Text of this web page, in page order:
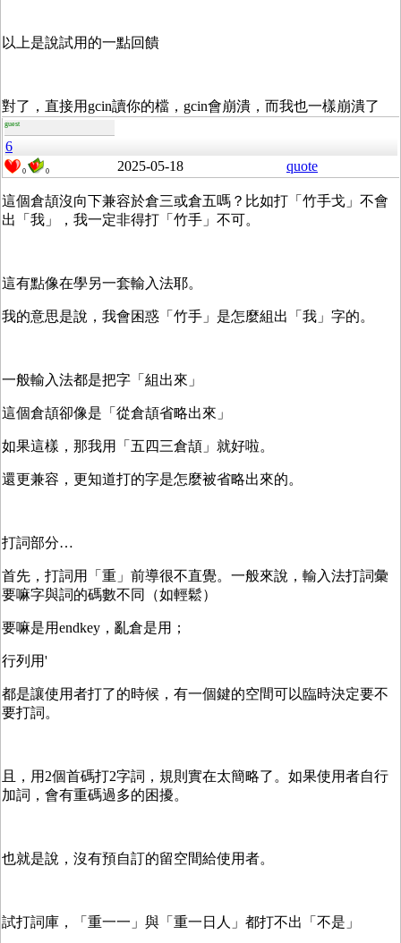
以上是說試用的一點回饋
對了，直接用gcin讀你的檔，gcin會崩潰，而我也一樣崩潰了
guest
6
0 0 2025-05-18 quote
這個倉頡沒向下兼容於倉三或倉五嗎？比如打「竹手戈」不會
出「我」，我一定非得打「竹手」不可。
這有點像在學另一套輸入法耶。
我的意思是說，我會困惑「竹手」是怎麼組出「我」字的。
一般輸入法都是把字「組出來」
這個倉頡卻像是「從倉頡省略出來」
如果這樣，那我用「五四三倉頡」就好啦。
還更兼容，更知道打的字是怎麼被省略出來的。
打詞部分…
首先，打詞用「重」前導很不直覺。一般來說，輸入法打詞彙
要嘛字與詞的碼數不同（如輕鬆）
要嘛是用endkey，亂倉是用；
行列用'
都是讓使用者打了的時候，有一個鍵的空間可以臨時決定要不
要打詞。
且，用2個首碼打2字詞，規則實在太簡略了。如果使用者自行
加詞，會有重碼過多的困擾。
也就是說，沒有預自訂的留空間給使用者。
試打詞庫，「重一一」與「重一日人」都打不出「不是」